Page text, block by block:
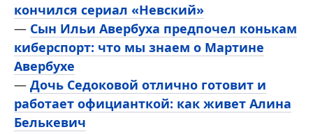
кончился сериал «Невский»
— Сын Ильи Авербуха предпочел конькам
киберспорт: что мы знаем о Мартине
Авербухе
— Дочь Седоковой отлично готовит и
работает официанткой: как живет Алина
Белькевич